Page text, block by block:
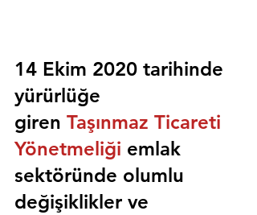
14 Ekim 2020 tarihinde
yürürlüğe
giren Taşınmaz Ticareti
Yönetmeliği emlak
sektöründe olumlu
değişiklikler ve